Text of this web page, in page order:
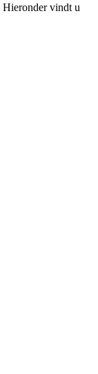
Hieronder vindt u